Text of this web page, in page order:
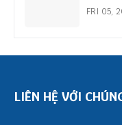
FRI 05,
LIÊN HỆ VỚI